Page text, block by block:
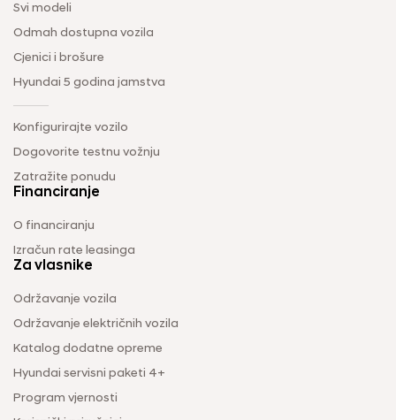
Svi modeli
Odmah dostupna vozila
Cjenici i brošure
Hyundai 5 godina jamstva
Konfigurirajte vozilo
Dogovorite testnu vožnju
Zatražite ponudu
Financiranje
O financiranju
Izračun rate leasinga
Za vlasnike
Održavanje vozila
Održavanje električnih vozila
Katalog dodatne opreme
Hyundai servisni paketi 4+
Program vjernosti